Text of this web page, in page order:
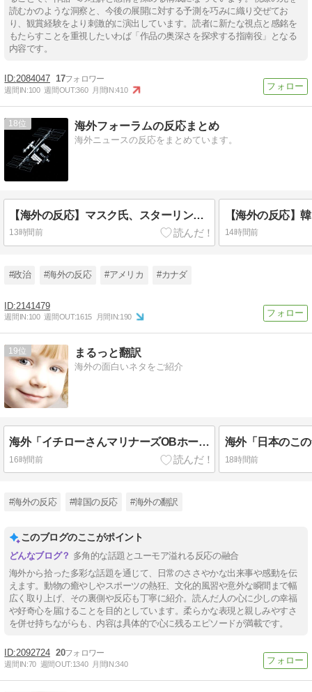
読むかのような洞察と、今後の展開に対する予測を巧みに織り交ぜてお
り、観賞経験をより刺激的に演出しています。読者に新たな視点と感銘を
もたらすことを重視したいわば「作品の奥深さを探求する指南役」となる
内容です。
2084047 17
週間IN:100 週間OUT:360 月間IN:410
18 海外フォーラムの反応まとめ
海外ニュースの反応をまとめています。
【海外の反応】マスク氏、スターリンクの対ロシア深部攻撃利用を拒否「戦争激化の恐れ」
13時間前 14時間前
#政治 #海外の反応 #アメリカ #カナダ
2141479
週間IN:100 週間OUT:1615 月間IN:190
19 まるっと翻訳
海外の面白いネタをご紹介
海外「イチローさんマリナーズOBホームランダービーに登場しましたよ」
16時間前 18時間前
#海外の反応 #韓国の反応 #海外の翻訳
このブログのここがポイント
多角的な話題とユーモア溢れる反応の融合
海外から拾った多彩な話題を通じて、日常のささやかな出来事や感動を伝
えます。動物の癒やしやスポーツの熱狂、文化的風習や意外な瞬間まで幅
広く取り上げ、その裏側や反応も丁寧に紹介。読んだ人の心に少しの幸福
や好奇心を届けることを目的としています。柔らかな表現と親しみやすさ
を併せ持ちながらも、内容は具体的で心に残るエピソードが満載です。
2092724 20
週間IN:70 週間OUT:1340 月間IN:340